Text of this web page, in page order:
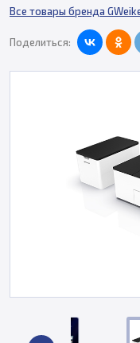
Все товары бренда
Поделиться: